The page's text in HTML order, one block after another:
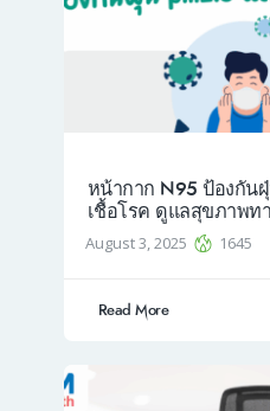
หน้ากาก N95 ป้องกัน
เชื้อโรค ดูแลสุขภาพท
August 3, 2025 1645
Read More